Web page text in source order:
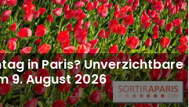
in Paris? Unverzichtbare
9. August 2026